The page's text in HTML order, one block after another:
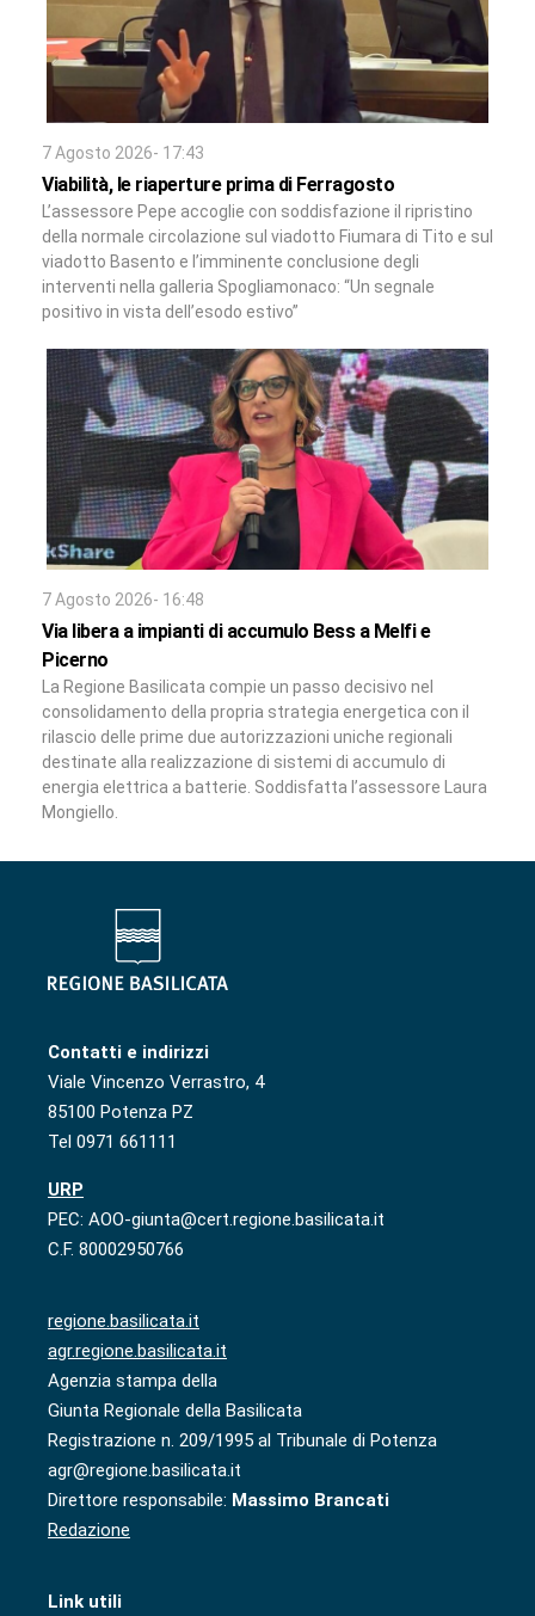
7 Agosto 2026- 17:43
Viabilità, le riaperture prima di Ferragosto
L’assessore Pepe accoglie con soddisfazione il ripristino
della normale circolazione sul viadotto Fiumara di Tito e sul
viadotto Basento e l’imminente conclusione degli
interventi nella galleria Spogliamonaco: “Un segnale
positivo in vista dell’esodo estivo”
7 Agosto 2026- 16:48
Via libera a impianti di accumulo Bess a Melfi e
Picerno
La Regione Basilicata compie un passo decisivo nel
consolidamento della propria strategia energetica con il
rilascio delle prime due autorizzazioni uniche regionali
destinate alla realizzazione di sistemi di accumulo di
energia elettrica a batterie. Soddisfatta l’assessore Laura
Mongiello.
Contatti e indirizzi
Viale Vincenzo Verrastro, 4
85100 Potenza PZ
Tel 0971 661111
URP
PEC: AOO-giunta@cert.regione.basilicata.it
C.F. 80002950766
regione.basilicata.it
agr.regione.basilicata.it
Agenzia stampa della
Giunta Regionale della Basilicata
Registrazione n. 209/1995 al Tribunale di Potenza
agr@regione.basilicata.it
Direttore responsabile: Massimo Brancati
Redazione
Link utili